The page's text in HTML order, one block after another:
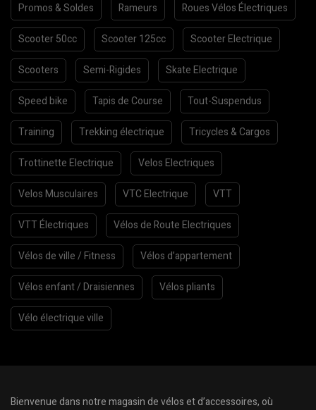
Promos & Soldes Rameurs Roues Vélos Électriques
Scooter 50cc Scooter 125cc Scooter Electrique
Scooters Semi-Rigides Skate Electrique
Speed bike Tapis de Course Tout-Suspendus
Training Trekking électrique Tricycles & Cargos
Trottinette Electrique Velos Electriques
Velos Musculaires VTC Electrique VTT
VTT Électriques Vélos de Route Electriques
Vélos de ville / Fitness Vélos d’appartement
Vélos enfant / Draisiennes Vélos pliants
Vélo électrique ville
Bienvenue dans notre magasin de vélos et d’accessoires, où